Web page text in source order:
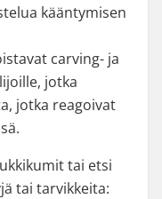
kääntymisen
carving- ja
jotka
jotka reagoivat
tai etsi
tai tarvikkeita: